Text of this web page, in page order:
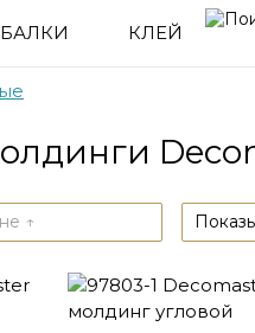
БАЛКИ КЛЕЙ
↑